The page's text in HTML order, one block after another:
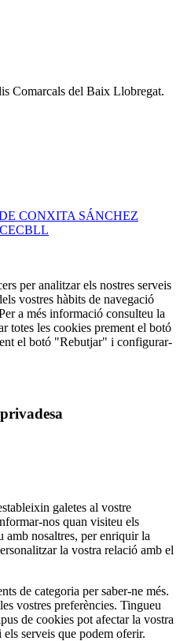
Comarcals del Baix Llobregat.
CONXITA SÁNCHEZ
per analitzar els nostres serveis
vostres hàbits de navegació
a més informació consulteu la
totes les cookies prement el botó
el botó "Rebutjar" i configurar-
galetes al vostre
nos quan visiteu els
amb nosaltres, per enriquir la
la vostra relació amb el
de categoria per saber-ne més.
vostres preferències. Tingueu
de cookies pot afectar la vostra
serveis que podem oferir.